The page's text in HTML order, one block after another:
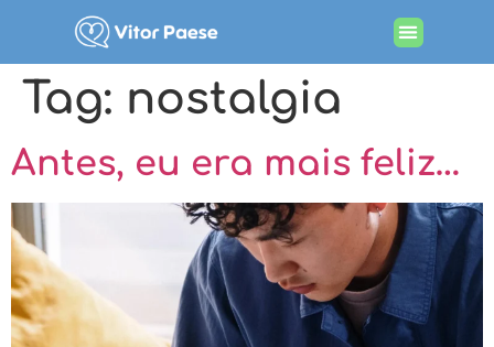
Tag: nostalgia
Antes, eu era mais feliz…